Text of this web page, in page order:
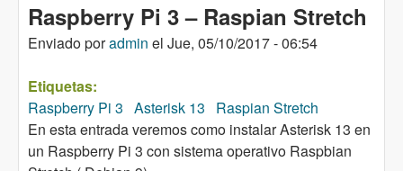
Raspberry Pi 3 – Raspian Stretch
Enviado poradmin el Jue, 05/10/2017 - 06:54
Etiquetas:
Raspberry Pi 3 Asterisk 13
Raspian Stretch
En esta entrada veremos como instalar Asterisk 13 en
un Raspberry Pi 3 con sistema operativo Raspbian